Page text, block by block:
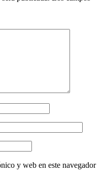
y web en este navegador